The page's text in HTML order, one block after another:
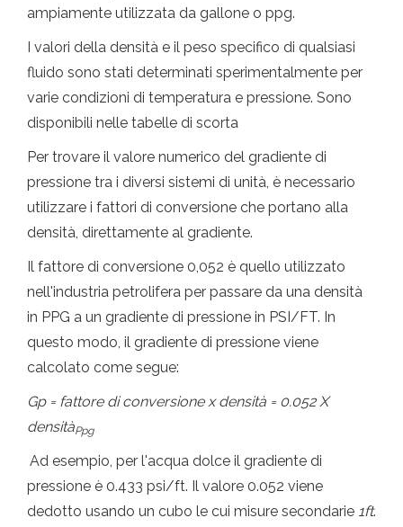
ampiamente utilizzata da gallone o ppg.
I valori della densità e il peso specifico di qualsiasi
fluido sono stati determinati sperimentalmente per
varie condizioni di temperatura e pressione. Sono
disponibili nelle tabelle di scorta
Per trovare il valore numerico del gradiente di
pressione tra i diversi sistemi di unità, è necessario
utilizzare i fattori di conversione che portano alla
densità, direttamente al gradiente.
Il fattore di conversione 0,052 è quello utilizzato
nell'industria petrolifera per passare da una densità
in PPG a un gradiente di pressione in PSI/FT. In
questo modo, il gradiente di pressione viene
calcolato come segue:
Gp = fattore di conversione x densità = 0.052 X
densitàPpg
Ad esempio, per l'acqua dolce il gradiente di
pressione è 0.433 psi/ft. Il valore 0.052 viene
dedotto usando un cubo le cui misure secondarie 1ft.